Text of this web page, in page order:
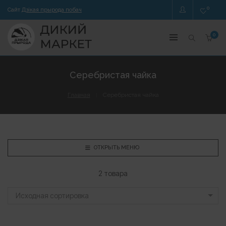
Сайт Дзікая прырода побач 0
0
Серебристая чайка
ОТКРЫТЬ МЕНЮ
2 товара
Исходная сортировка